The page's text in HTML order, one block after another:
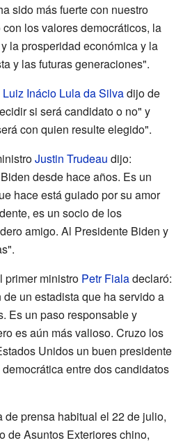
sido más fuerte con nuestro
los valores democráticos, la
la prosperidad económica y la
y las futuras generaciones".
Luiz Inácio Lula da Silvadijo de
si será candidato o no" y
con quien resulte elegido".
Justin Trudeau dijo:
desde hace años. Es un
hace está guiado por su amor
es un socio de los
amigo. Al Presidente Biden y
primer ministro Petr Fialadeclaró:
un estadista que ha servido a
Es un paso responsable y
es aún más valioso. Cruzo los
Unidos un buen presidente
entre dos candidatos
de prensa habitual el 22 de julio,
de Asuntos Exteriores chino,